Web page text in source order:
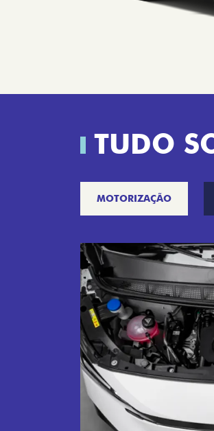
TUDO
MOTORIZAÇÃO